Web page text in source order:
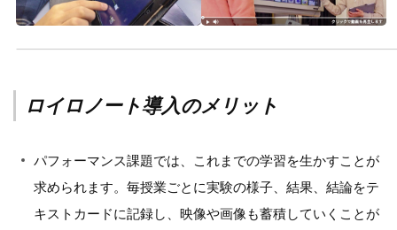
ロイロノート導入のメリット
パフォーマンス課題では、これまでの学習を生かすことが
求められます。毎授業ごとに実験の様子、結果、結論をテ
キストカードに記録し、映像や画像も蓄積していくことが